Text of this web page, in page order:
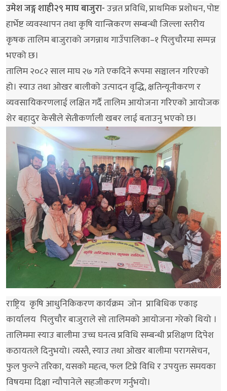
उमेश जङ्ग शाही२९ माघ बाजुरा-उन्नत प्रविधि, प्राथमिक प्रशोधन, पोष्ट
हार्भेष्ट व्यवस्थापन तथा कृषि यान्त्रिकरण सम्बन्धी जिल्ला स्तरीय
कृषक तालिम बाजुराको जगन्नाथ गाउँपालिका–१ पिलुचौरमा सम्पन्न
भएको छ।
तालिम २०८२ साल माघ २७ गते एकदिने रूपमा सञ्चालन गरिएको
हो। स्याउ तथा ओखर बालीको उत्पादन वृद्धि, क्षतिन्यूनीकरण र
व्यवसायिकरणलाई लक्षित गर्दै तालिम आयोजना गरिएको आयोजक
शेर बहादुर केसीले सेतीकर्णाली खबर लाई बताउनु भएको छ।
राष्ट्रिय कृषि आधुनिकिकरण कार्यक्रम जोन प्राबिधिक एकाइ
कार्यालय पिलुचौर बाजुराले सो तालिमको आयोजना गरेको थियो ।
तालिममा स्याउ बालीमा उच्च घनत्व प्रविधि सम्बन्धी प्रशिक्षण दिपेश
कठायतले दिनुभयो। त्यस्तै, स्याउ तथा ओखर बालीमा परागसेचन,
फुल फुल्ने तरिका, यसको महत्व, फल टिप्ने विधि र उपयुक्त समयका
विषयमा दिक्षा न्यौपानेले सहजीकरण गर्नुभयो।